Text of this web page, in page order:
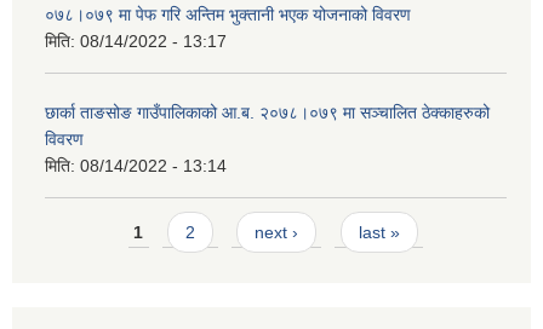
०७८।०७९ मा पेफ गरि अन्तिम भुक्तानी भएक योजनाको विवरण
मिति: 08/14/2022 - 13:17
छार्का ताङसोङ गाउँपालिकाको आ.ब. २०७८।०७९ मा सञ्चालित ठेक्काहरुको
विवरण
मिति: 08/14/2022 - 13:14
Pages1 2 next › last »